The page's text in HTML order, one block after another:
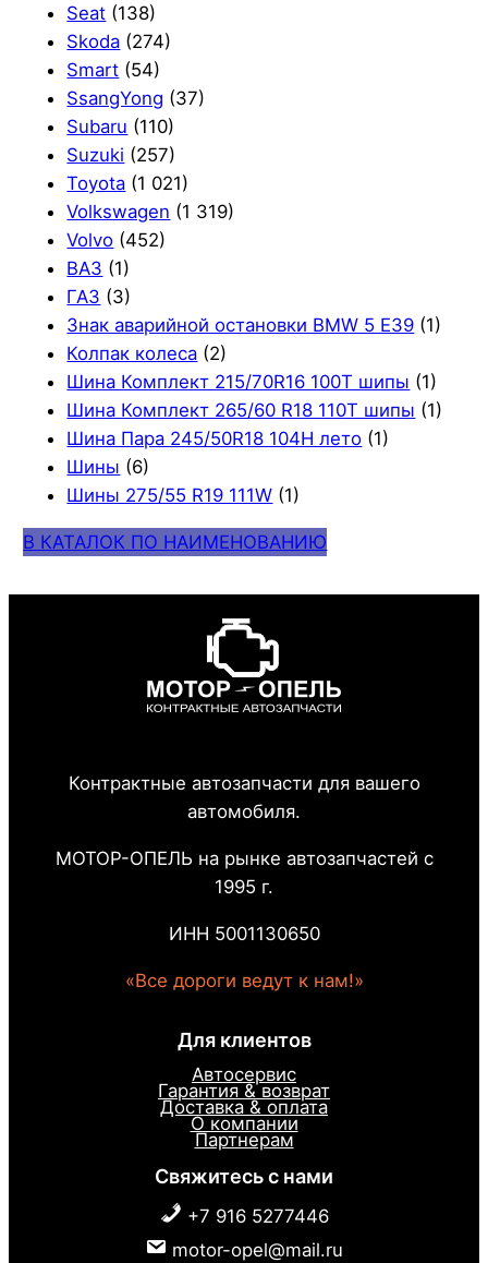
Seat (138)
Skoda (274)
Smart (54)
SsangYong (37)
Subaru (110)
Suzuki (257)
Toyota (1 021)
Volkswagen (1 319)
Volvo (452)
ВАЗ (1)
ГАЗ (3)
Знак аварийной остановки BMW 5 E39 (1)
Колпак колеса (2)
Шина Комплект 215/70R16 100T шипы (1)
Шина Комплект 265/60 R18 110T шипы (1)
Шина Пара 245/50R18 104H лето (1)
Шины (6)
Шины 275/55 R19 111W (1)
В КАТАЛОК ПО НАИМЕНОВАНИЮ
Контрактные автозапчасти для вашего
автомобиля.
МОТОР-ОПЕЛЬ на рынке автозапчастей с
1995 г.
ИНН 5001130650
«Все дороги ведут к нам!»
Для клиентов
Автосервис
Гарантия & возврат
Доставка & оплата
О компании
Партнерам
Свяжитесь с нами
+7 916 5277446
motor-opel@mail.ru